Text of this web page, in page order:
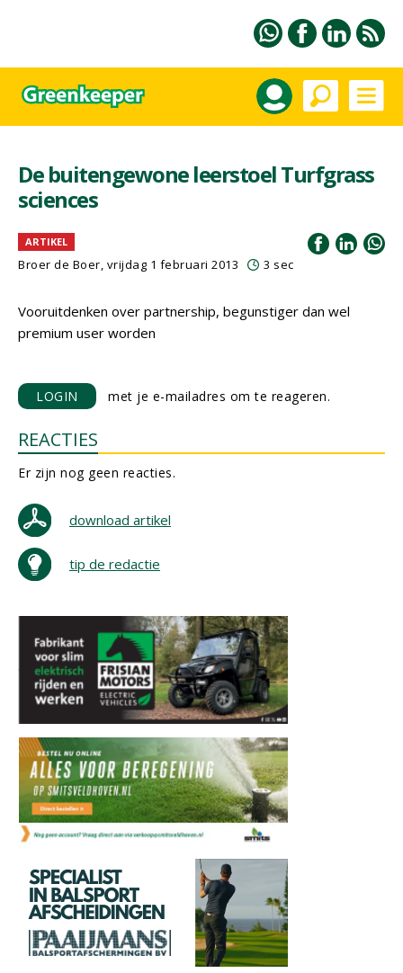
De buitengewone leerstoel Turfgrass
sciences
ARTIKEL
Broer de Boer, vrijdag 1 februari 2013 3 sec
Vooruitdenken over partnership, begunstiger dan wel
premium user worden
LOGIN met je e-mailadres om te reageren.
REACTIES
Er zijn nog geen reacties.
download artikel
tip de redactie